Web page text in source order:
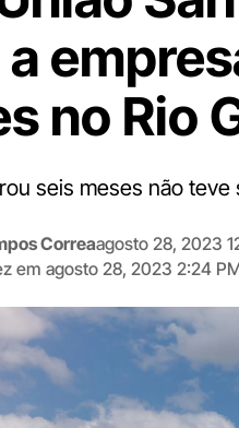
no Rio
seis meses não teve
Correaagosto 28, 2023
em agosto 28, 2023 2:24